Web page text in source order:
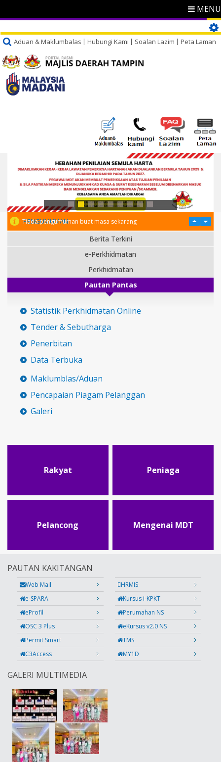
MENU
Aduan & Maklumbalas Hubungi Kami Soalan Lazim Peta Laman
PENGUMUMAN
Tiada pengumuman buat masa sekarang
Berita Terkini
e-Perkhidmatan
Perkhidmatan
Pautan Pantas
Statistik Perkhidmatan Online
Tender & Sebutharga
Penerbitan
Data Terbuka
Maklumblas/Aduan
Pencapaian Piagam Pelanggan
Galeri
Rakyat Peniaga
Pelancong Mengenai MDT
PAUTAN KAKITANGAN
Web Mail
HRMIS
e-SPARA
Kursus i-KPKT
eProfil
Perumahan NS
OSC 3 Plus
eKursus v2.0 NS
Permit Smart
TMS
C3Access
MY1D
GALERI MULTIMEDIA